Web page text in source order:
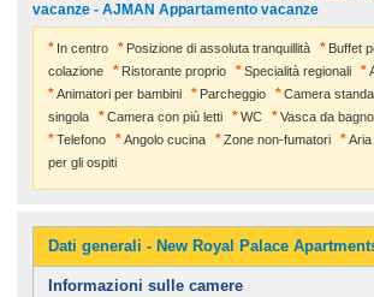
vacanze - AJMAN Appartamento vacanze
In centro Posizione di assoluta tranquillità
Buffet
colazione
Ristorante proprio Specialità regionali
Animatori per bambini
Parcheggio Camera
singola
Camera con più letti WC Vasca da bagno
Telefono
Angolo cucina Zone non-fumatori
per gli ospiti
Dati generali - New Royal Palace
Informazioni sulle camere